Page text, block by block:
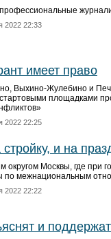
2022 22:33
имеет право
Выхино-Жулебино и
площадками
2022 22:25
и на
округом Москвы, где при
по межнациональным
2022 22:22
и поддержат